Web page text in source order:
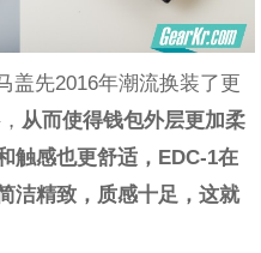
盖先2016年潮流换装了更
从而使得钱包外层更加柔
触感也更舒适，EDC-1在
洁精致，质感十足，这就